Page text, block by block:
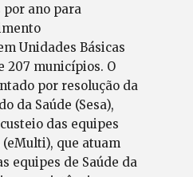
por ano para
Unidades Básicas
207 municípios. O
por resolução da
da Saúde (Sesa),
das equipes
que atuam
equipes de Saúde da